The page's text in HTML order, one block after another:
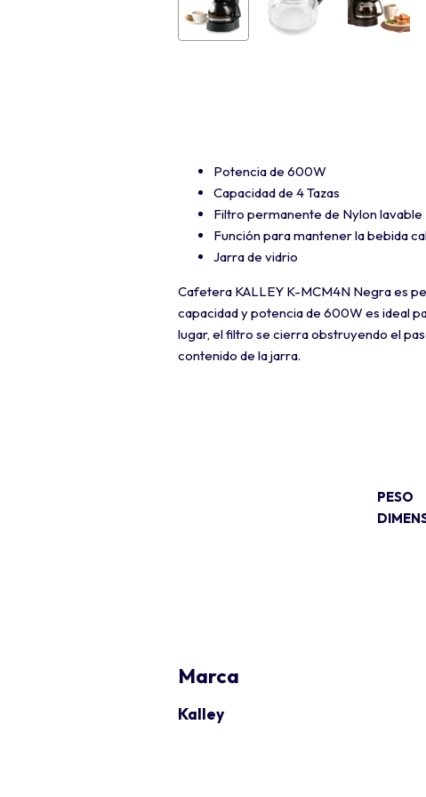
Potencia de 600W
Capacidad de 4 Tazas
Filtro permanente de Nylon lavable
Función para mantener la bebida
Jarra de vidrio
Cafetera KALLEY K-MCM4N Negra es
capacidad y potencia de 600W es ideal
lugar, el filtro se cierra obstruyendo el
contenido de la jarra.
PESO
Marca
Kalley